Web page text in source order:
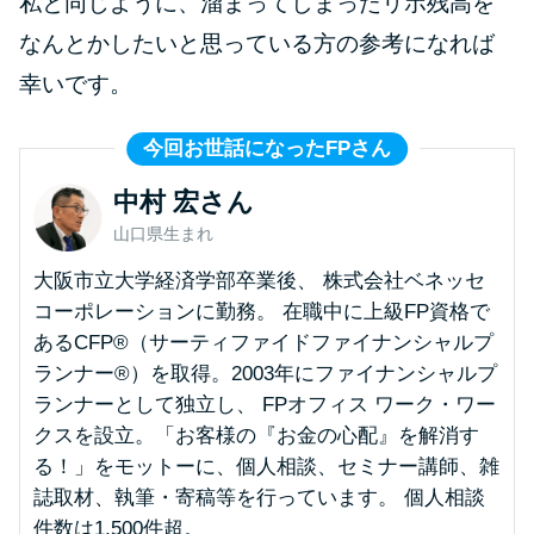
今月の家賃払えない…2ヵ月目に
は解決しないと危険な理由と対
家賃払えないが強制退去は避け
たい…市役所に相談より賢い方
法2選
街金とは？絶対審査通る？借金
に悩む人へ街金をおすすめしな
い理由
質屋でお金を借りるには？年利
やシステムをカードローンと比
なんとかしたいと思っている方の参考になれば
幸いです。
今回お世話になったFPさん
中村 宏さん
山口県生まれ
大阪市立大学経済学部卒業後、 株式会社ベネッセ
コーポレーションに勤務。 在職中に上級FP資格で
あるCFP®（サーティファイドファイナンシャルプ
ランナー®）を取得。2003年にファイナンシャルプ
ランナーとして独立し、 FPオフィス ワーク・ワー
クスを設立。「お客様の『お金の心配』を解消す
る！」をモットーに、個人相談、セミナー講師、雑
誌取材、執筆・寄稿等を行っています。 個人相談
件数は1,500件超。